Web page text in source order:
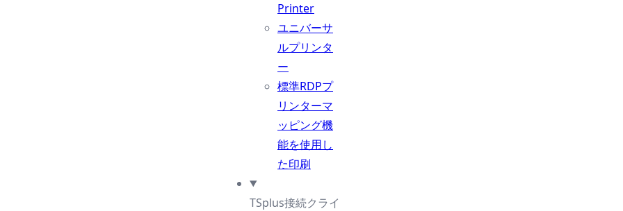
Printer
ユニバーサ
ルプリンタ
ー
標準RDPプ
リンターマ
ッピング機
能を使用し
た印刷
TSplus接続クライ